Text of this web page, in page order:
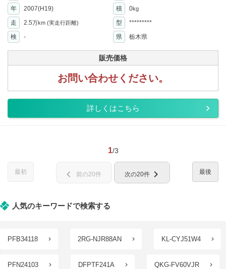
年
2007(H19) 積 0kg
走 2.5万km (実走行距離) 型
*********
検
- 県 栃木県
販売価格
お問い合わせください。
詳しくはこちら
1/3
最初 最後
chevron_left 前の20件 次の20件 chevron_right
人気のキーワードで検索する
PFB34118 2RG-NJR88AN KL-CYJ51W4
PFN24103 DFPTF241A QKG-FV60VJR